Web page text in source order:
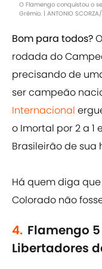
O Flamengo conquistou o
Grêmio. | ANTONIO
Bom para todos?
rodada do
precisando de
ser campeão
Internacional
o Imortal por 2 a 1
Brasileirão de sua
Há quem diga que
Colorado não
4. Flamengo
Libertadores